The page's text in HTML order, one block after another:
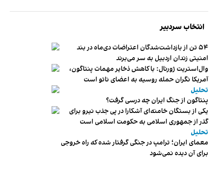
انتخاب سردبیر
۵۴ تن از بازداشت‌شدگان اعتراضات دی‌ماه در بند
امنیتی زندان اردبیل به سر می‌برند
وال‌استریت ژورنال: با کاهش ذخایر مهمات پنتاگون،
آمریکا نگران حمله روسیه به اعضای ناتو‌ است
تحلیل
پنتاگون از جنگ ایران چه درسی گرفت؟
یکی از بستگان خامنه‌ای آشکارا در پی جذب نیرو برای
گذر از جمهوری اسلامی به حکومت اسلامی است
تحلیل
معمای ایران؛ ترامپ در جنگی گرفتار شده که راه خروجی
برای آن دیده نمی‌شود